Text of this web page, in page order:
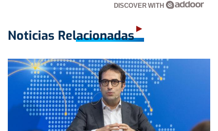
DISCOVER WITH
Noticias Relacionadas